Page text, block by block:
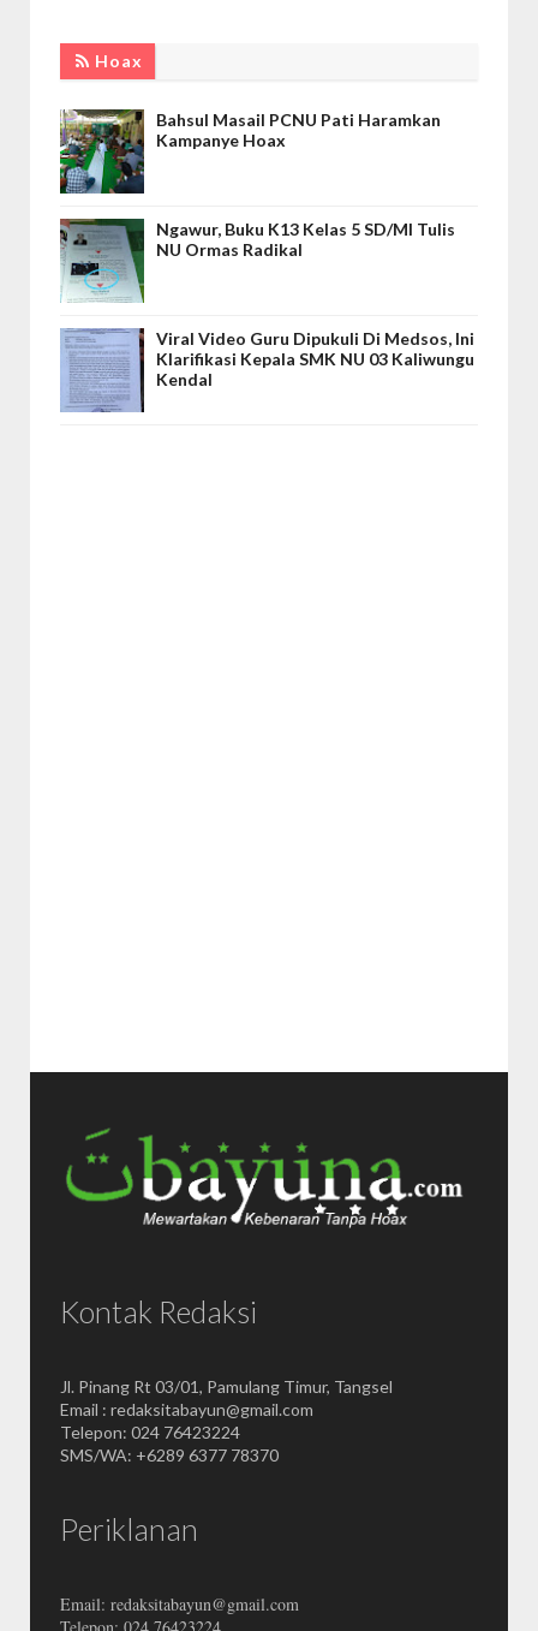
Hoax
Bahsul Masail PCNU Pati Haramkan
Kampanye Hoax
Ngawur, Buku K13 Kelas 5 SD/MI Tulis
NU Ormas Radikal
Viral Video Guru Dipukuli Di Medsos, Ini
Klarifikasi Kepala SMK NU 03 Kaliwungu
Kendal
Kontak Redaksi
Jl. Pinang Rt 03/01, Pamulang Timur, Tangsel
Email : redaksitabayun@gmail.com
Telepon: 024 76423224
SMS/WA: +6289 6377 78370
Periklanan
Email: redaksitabayun@gmail.com